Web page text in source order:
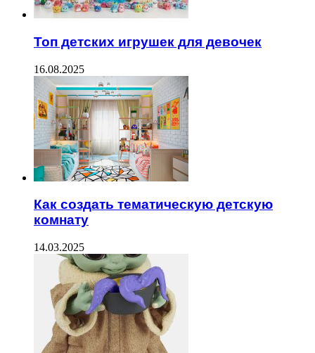
Топ детских игрушек для девочек
16.08.2025
Как создать тематическую детскую
комнату
14.03.2025